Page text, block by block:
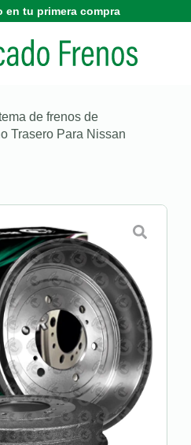
en tu primera compra
de frenos de
Trasero Para Nissan